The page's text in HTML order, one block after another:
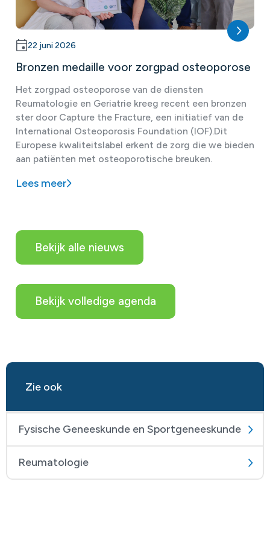
22 juni 2026
Bronzen medaille voor zorgpad osteoporose
Het zorgpad osteoporose van de diensten
Reumatologie en Geriatrie kreeg recent een bronzen
ster door Capture the Fracture, een initiatief van de
International Osteoporosis Foundation (IOF).Dit
Europese kwaliteitslabel erkent de zorg die we bieden
aan patiënten met osteoporotische breuken.
Lees meer
Bekijk alle nieuws
Bekijk volledige agenda
Zie ook
Fysische Geneeskunde en Sportgeneeskunde
Reumatologie